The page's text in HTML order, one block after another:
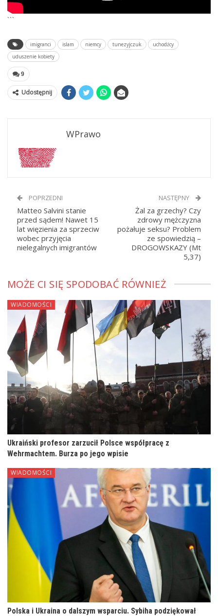
```
imigranci islam niemcy tunezyjczuk
uchodźcy
uduszenie kobiety
9
Udostępnij
WPrawo
POPRZEDNI
Matteo Salvini stanie
przed sądem! Nawet 15
lat więzienia za sprzeciw
wobec przyjęcia
nielegalnych imigrantów
NASTĘPNY
Żal za grzechy? Czy
zdrowy mężczyzna
pożałuje seksu? Problem
ze spowiedzią –
DROGOWSKAZY (Mt
5,37)
MOŻE CI SIĘ SPODOBAĆ RÓWNIEŻ
WIADOMOŚCI
Ukraiński profesor zarzucił Polsce współpracę z
Wehrmachtem. Burza po jego wpisie
WIADOMOŚCI
Polska i Ukraina o dalszym wsparciu. Sybiha podziękował